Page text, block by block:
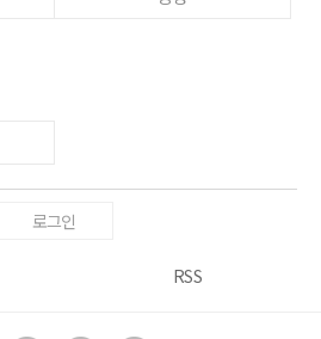
로그인
RSS